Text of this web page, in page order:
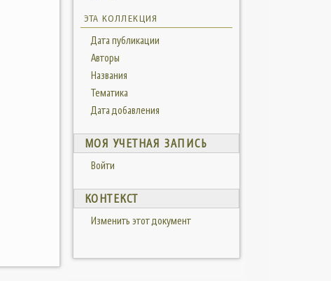
ЭТА КОЛЛЕКЦИЯ
Дата публикации
Авторы
Названия
Тематика
Дата добавления
МОЯ УЧЕТНАЯ ЗАПИСЬ
Войти
КОНТЕКСТ
Изменить этот документ